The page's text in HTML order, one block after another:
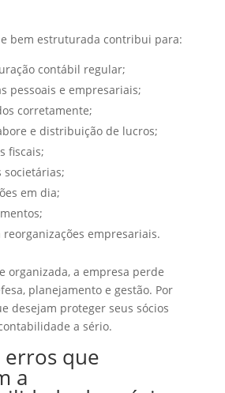
bem estruturada contribui para:
contábil regular;
pessoais e empresariais;
corretamente;
e distribuição de lucros;
fiscais;
societárias;
em dia;
empresariais.
organizada, a empresa perde
planejamento e gestão. Por
desejam proteger seus sócios
a sério.
erros que
a